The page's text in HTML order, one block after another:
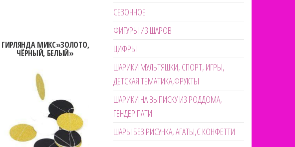
ГИРЛЯНДА МИКС»ЗОЛОТО,
ЧЁРНЫЙ, БЕЛЫЙ»
СЕЗОННОЕ
ФИГУРЫ ИЗ ШАРОВ
ЦИФРЫ
ШАРИКИ МУЛЬТЯШКИ, СПОРТ, ИГРЫ,
ДЕТСКАЯ ТЕМАТИКА,ФРУКТЫ
ШАРИКИ НА ВЫПИСКУ ИЗ РОДДОМА,
ГЕНДЕР ПАТИ
ШАРЫ БЕЗ РИСУНКА, АГАТЫ,С КОНФЕТТИ